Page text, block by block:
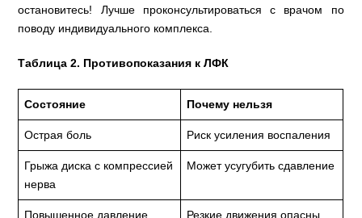
остановитесь! Лучше проконсультироваться с врачом по
поводу индивидуального комплекса.
Таблица 2. Противопоказания к ЛФК
Состояние Почему нельзя
Острая боль Риск усиления воспаления
Грыжа диска с компрессией
нерва
Может усугубить сдавление
Повышенное давление Резкие движения опасны